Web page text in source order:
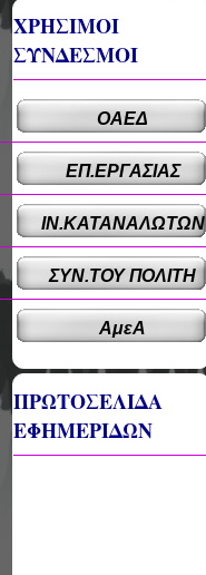
ΧΡΗΣΙΜΟΙ
ΣΥΝΔΕΣΜΟΙ
ΟΑΕΔ
ΕΠ.ΕΡΓΑΣΙΑΣ
ΙΝ.ΚΑΤΑΝΑΛΩΤΩΝ
ΣΥΝ.ΤΟΥ ΠΟΛΙΤΗ
ΑμεΑ
ΠΡΩΤΟΣΕΛΙΔΑ
ΕΦΗΜΕΡΙΔΩΝ